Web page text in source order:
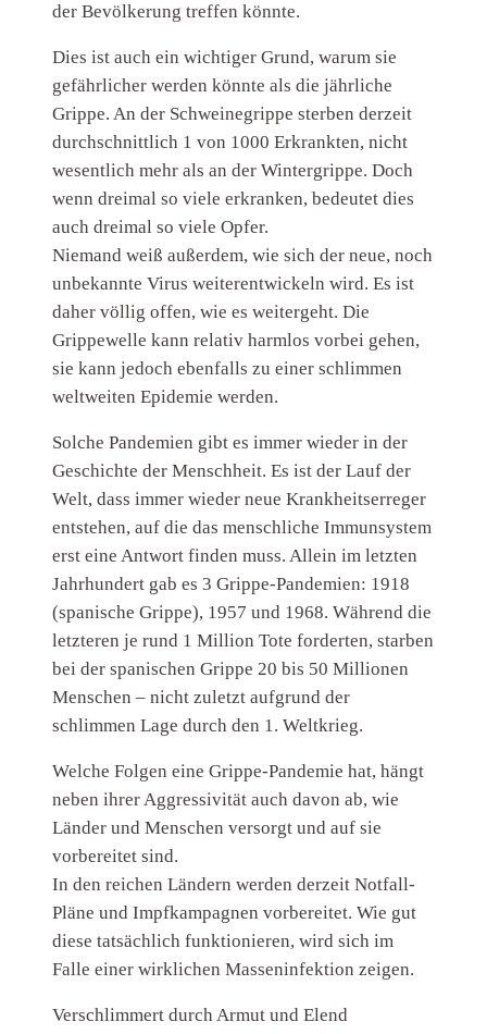
der Bevölkerung treffen könnte.
Dies ist auch ein wichtiger Grund, warum sie
gefährlicher werden könnte als die jährliche
Grippe. An der Schweinegrippe sterben derzeit
durchschnittlich 1 von 1000 Erkrankten, nicht
wesentlich mehr als an der Wintergrippe. Doch
wenn dreimal so viele erkranken, bedeutet dies
auch dreimal so viele Opfer.
Niemand weiß außerdem, wie sich der neue, noch
unbekannte Virus weiterentwickeln wird. Es ist
daher völlig offen, wie es weitergeht. Die
Grippewelle kann relativ harmlos vorbei gehen,
sie kann jedoch ebenfalls zu einer schlimmen
weltweiten Epidemie werden.
Solche Pandemien gibt es immer wieder in der
Geschichte der Menschheit. Es ist der Lauf der
Welt, dass immer wieder neue Krankheitserreger
entstehen, auf die das menschliche Immunsystem
erst eine Antwort finden muss. Allein im letzten
Jahrhundert gab es 3 Grippe-Pandemien: 1918
(spanische Grippe), 1957 und 1968. Während die
letzteren je rund 1 Million Tote forderten, starben
bei der spanischen Grippe 20 bis 50 Millionen
Menschen – nicht zuletzt aufgrund der
schlimmen Lage durch den 1. Weltkrieg.
Welche Folgen eine Grippe-Pandemie hat, hängt
neben ihrer Aggressivität auch davon ab, wie
Länder und Menschen versorgt und auf sie
vorbereitet sind.
In den reichen Ländern werden derzeit Notfall-
Pläne und Impfkampagnen vorbereitet. Wie gut
diese tatsächlich funktionieren, wird sich im
Falle einer wirklichen Masseninfektion zeigen.
Verschlimmert durch Armut und Elend